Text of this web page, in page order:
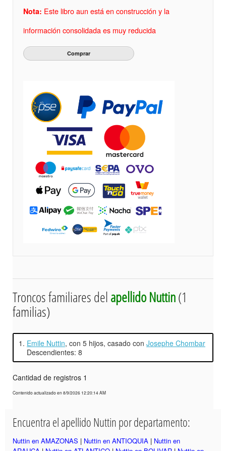
Nota: Este libro aun está en construcción y la
información consolidada es muy reducida
Troncos familiares delapellido Nuttin(1
familias)
1. Emile Nuttin, con 5 hijos, casado con Josephe Chombar
Descendientes: 8
Cantidad de registros 1
Contenido actualizado en 8/9/2026 12:20:14 AM
Encuentra el apellido Nuttin por departamento:
Nuttin en AMAZONAS | Nuttin en ANTIOQUIA | Nuttin en